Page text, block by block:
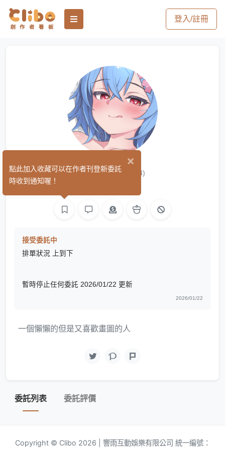
登入/註冊
貓阿包 (14)
接受委託中
排單狀況 上到下
暫時停止任何委託 2026/01/22 更新
2026/01/22
一個懶懶的但是又喜歡畫圖的人
委託列表 委託評價
Copyright © Clibo 2026 | 響雨互動娛樂有限公司 統一編號：
×
點此加入收藏可以在作者刊登新委託
時收到通知喔！